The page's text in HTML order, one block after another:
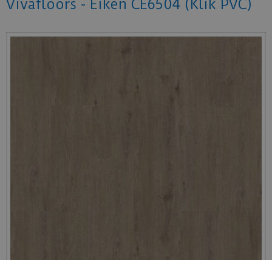
Vivafloors - Eiken CE6504 (Klik PVC)